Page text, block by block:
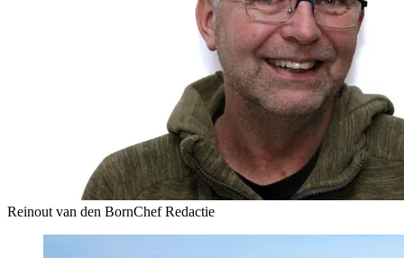
Reinout van den BornChef Redactie